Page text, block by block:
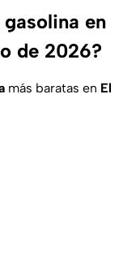
en
de 2026?
más baratas en El